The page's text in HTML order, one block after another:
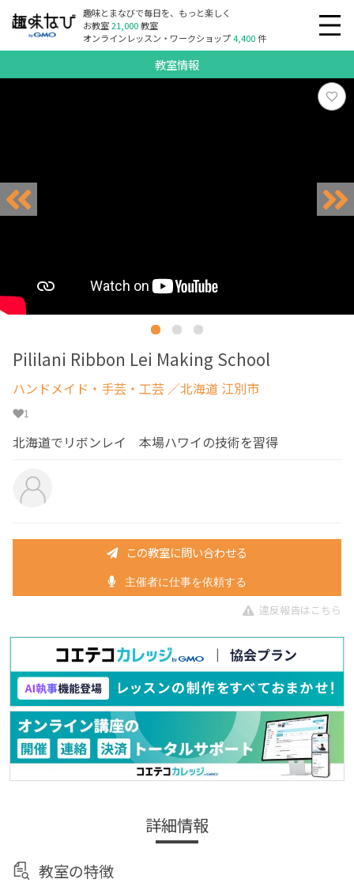
趣味とまなびで毎日を、もっと楽しく
お教室21,000教室
オンラインレッスン・ワークショップ4,400件
教室情報
Pililani Ribbon Lei Making School
ハンドメイド・手芸・工芸 ／北海道 江別市
1
北海道でリボンレイ 本場ハワイの技術を習得
この教室に問い合わせる
主催者に仕事を依頼する
違反報告はこちら
詳細情報
教室の特徴